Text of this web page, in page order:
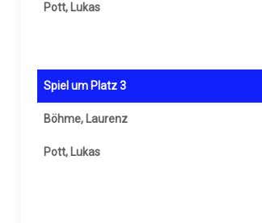
Pott, Lukas
Spiel um Platz 3
Böhme, Laurenz
Pott, Lukas